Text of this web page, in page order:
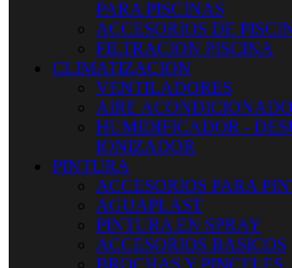
PARA PISCINAS
ACCESORIOS DE
FILTRACION PISCINA
CLIMATIZACION
VENTILADORES
AIRE
HUMIDIFICADOR -
IONIZADOR
PINTURA
ACCESORIOS PARA
AGUAPLAST
PINTURA EN SPRAY
ACCESORIOS BASICOS
BROCHAS Y PINCELES